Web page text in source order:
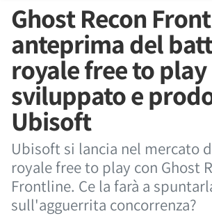
Ghost Recon
anteprima del
royale free to play
sviluppato e
Ubisoft
Ubisoft si lancia nel mercato
royale free to play con Ghost
Frontline. Ce la farà a
sull'agguerrita concorrenza?